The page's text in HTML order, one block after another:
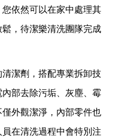
依然可以在家中處理其
，待潔樂清洗團隊完成
潔劑，搭配專業拆卸技
部去除污垢、灰塵、霉
外觀潔淨，內部零件也
在清洗過程中會特別注